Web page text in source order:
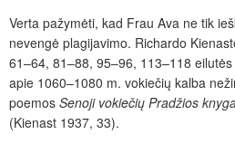
Verta pažymėti, kad Frau Ava ne tik
nevengė plagijavimo. Richardo
61–64, 81–88, 95–96, 113–118
apie 1060–1080 m. vokiečių kalba
poemos Senoji vokiečių Pradžios
(Kienast 1937, 33).